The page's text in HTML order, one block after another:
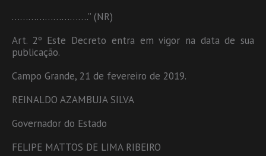
……………………….” (NR)
Art. 2º Este Decreto entra em vigor na data de sua
publicação.
Campo Grande, 21 de fevereiro de 2019.
REINALDO AZAMBUJA SILVA
Governador do Estado
FELIPE MATTOS DE LIMA RIBEIRO